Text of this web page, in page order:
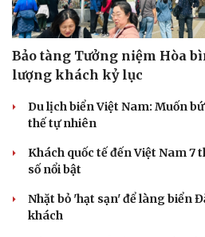
Bảo tàng Tưởng niệm Hòa
lượng khách kỷ lục
Du lịch biển Việt Nam: Muốn
thế tự nhiên
Khách quốc tế đến Việt Nam 7
số nổi bật
Nhặt bỏ 'hạt sạn' để làng biển
khách